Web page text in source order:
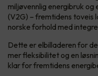
miljøvennlig energibruk
(V2G) – fremtidens toveis
norske forhold med
Dette er elbilladeren for
mer fleksibilitet og en
klar for fremtidens